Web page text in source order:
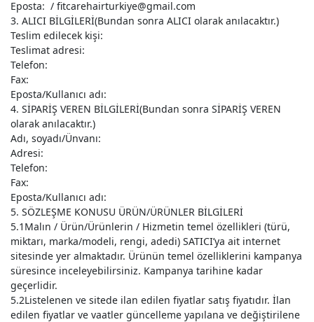
Eposta: / fitcarehairturkiye@gmail.com
3. ALICI BİLGİLERİ(Bundan sonra ALICI olarak anılacaktır.)
Teslim edilecek kişi:
Teslimat adresi:
Telefon:
Fax:
Eposta/Kullanıcı adı:
4. SİPARİŞ VEREN BİLGİLERİ(Bundan sonra SİPARİŞ VEREN
olarak anılacaktır.)
Adı, soyadı/Ünvanı:
Adresi:
Telefon:
Fax:
Eposta/Kullanıcı adı:
5. SÖZLEŞME KONUSU ÜRÜN/ÜRÜNLER BİLGİLERİ
5.1Malın / Ürün/Ürünlerin / Hizmetin temel özellikleri (türü,
miktarı, marka/modeli, rengi, adedi) SATICI’ya ait internet
sitesinde yer almaktadır. Ürünün temel özelliklerini kampanya
süresince inceleyebilirsiniz. Kampanya tarihine kadar
geçerlidir.
5.2Listelenen ve sitede ilan edilen fiyatlar satış fiyatıdır. İlan
edilen fiyatlar ve vaatler güncelleme yapılana ve değiştirilene